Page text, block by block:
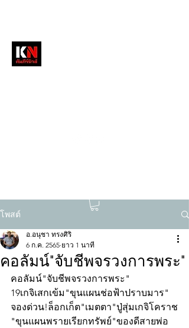
โพสต์
คอลัมน์"จับชีพจรวงการพระ"
อ.อนุชา ทรงศิริ
6 ก.ค. 2565 ยาว 1 นาที
คอลัมน์"จับชีพจรวงการพระ"
19เกจิเสกเข้ม"ขุนแผนช่อฟ้าปราบมาร"
จองด่วน!ล็อกเก็ต"เมตตา"ปู่สุ่มเกจิโคราช
"ขุนแผนพรายเรียกทรัพย์"ของดีสายพ่อ